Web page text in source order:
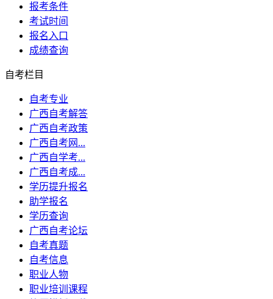
报考条件
考试时间
报名入口
成绩查询
自考栏目
自考专业
广西自考解答
广西自考政策
广西自考网...
广西自学考...
广西自考成...
学历提升报名
助学报名
学历查询
广西自考论坛
自考真题
自考信息
职业人物
职业培训课程